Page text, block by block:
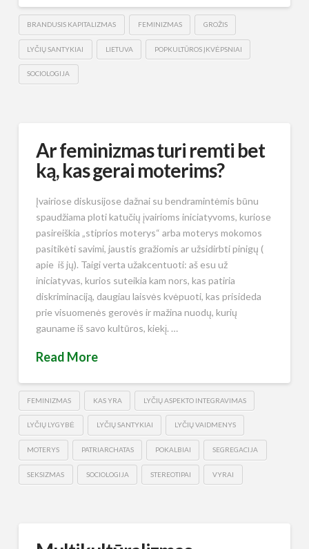
BRANDUSIS KAPITALIZMAS FEMINIZMAS GROŽIS
LYČIŲ SANTYKIAI LIETUVA POPKULTŪROS ĮKVĖPSNIAI
SOCIOLOGIJA
Ar feminizmas turi remti bet
ką, kas gerai moterims?
Įvairiose diskusijose dažnai su bendramintėmis būnu
spaudžiama ploti katučių įvairioms iniciatyvoms, kuriose
pasireiškia „stiprios moterys“ arba moterys mokomos
pasitikėti savimi, jaustis gražiomis ar užsidirbti pinigų (
apie iš jų). Taigi verta užakcentuoti: aš esu už
iniciatyvas, kurios suteikia kam nors, kas patiria
diskriminaciją, daugiau laisvės kvėpuoti, kas prisideda
prie visuomenės gerovės ir mažina nuodų, kurių
gauname iš savo kultūros, kiekį. …
Read More
FEMINIZMAS KAS YRA LYČIŲ ASPEKTO INTEGRAVIMAS
LYČIŲ LYGYBĖ LYČIŲ SANTYKIAI LYČIŲ VAIDMENYS
MOTERYS PATRIARCHATAS POKALBIAI SEGREGACIJA
SEKSIZMAS SOCIOLOGIJA STEREOTIPAI VYRAI